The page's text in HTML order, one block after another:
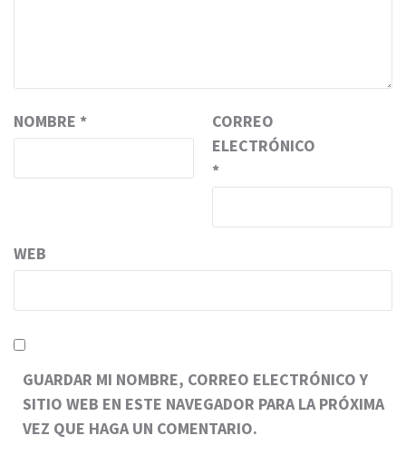
NOMBRE *
CORREO
ELECTRÓNICO
*
WEB
GUARDAR MI NOMBRE, CORREO ELECTRÓNICO Y
SITIO WEB EN ESTE NAVEGADOR PARA LA PRÓXIMA
VEZ QUE HAGA UN COMENTARIO.